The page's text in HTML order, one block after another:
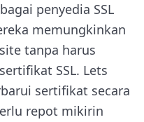
penyedia SSL
memungkinkan
tanpa harus
SSL. Lets
sertifikat secara
repot mikirin